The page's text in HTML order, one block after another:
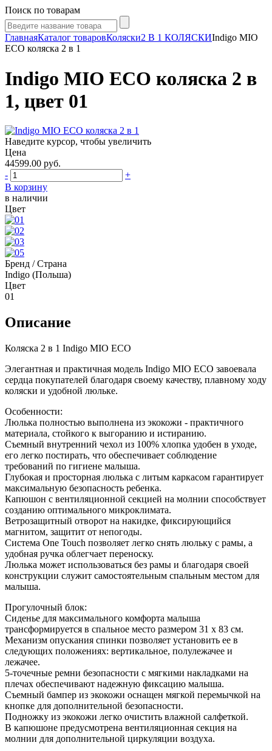
Поиск по товарам
ГлавнаяКаталог товаровКоляски2 В 1 КОЛЯСКИIndigo MIO
ECO коляска 2 в 1
Indigo MIO ECO коляска 2 в
1, цвет 01
Наведите курсор, чтобы увеличить
Цена
44599.00 руб.
-
+
В корзину
в наличии
Цвет
Бренд / Страна
Indigo (Польша)
Цвет
01
Описание
Коляска 2 в 1 Indigo MIO ECO
Элегантная и практичная модель Indigo MIO ECO завоевала
сердца покупателей благодаря своему качеству, плавному ходу
коляски и удобной люльке.
Особенности:
Люлька полностью выполнена из экокожи - практичного
материала, стойкого к выгоранию и истиранию.
Съемный внутренний чехол из 100% хлопка удобен в уходе,
его легко постирать, что обеспечивает соблюдение
требований по гигиене малыша.
Глубокая и просторная люлька с литым каркасом гарантирует
максимальную безопасность ребенка.
Капюшон с вентиляционной секцией на молнии способствует
созданию оптимального микроклимата.
Ветрозащитный отворот на накидке, фиксирующийся
магнитом, защитит от непогоды.
Система One Touch позволяет легко снять люльку с рамы, а
удобная ручка облегчает переноску.
Люлька может использоваться без рамы и благодаря своей
конструкции служит самостоятельным спальным местом для
малыша.
Прогулочный блок:
Сиденье для максимального комфорта малыша
трансформируется в спальное место размером 31 х 83 см.
Механизм опускания спинки позволяет установить ее в
следующих положениях: вертикальное, полулежачее и
лежачее.
5-точечные ремни безопасности с мягкими накладками на
плечах обеспечивают надежную фиксацию малыша.
Съемный бампер из экокожи оснащен мягкой перемычкой на
кнопке для дополнительной безопасности.
Подножку из экокожи легко очистить влажной салфеткой.
В капюшоне предусмотрена вентиляционная секция на
молнии для дополнительной циркуляции воздуха.